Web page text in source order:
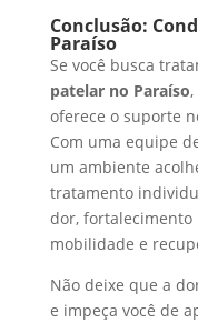
Conclusão:
Paraíso
Se você busca
patelar no Paraíso
oferece o suporte
Com uma equipe
um ambiente
tratamento
dor, fortalecimento
mobilidade e
Não deixe que a
e impeça você de